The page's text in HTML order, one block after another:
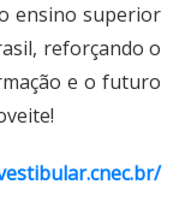
ensino superior
reforçando o
e o futuro